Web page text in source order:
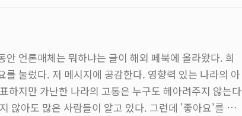
른 기준은 정말 간단하다. 오랫동안 PC시장을 지켜보면
안 언론매체는 뭐하냐는 글이 해외 페북에 올라왔다. 희
를 눌렀다. 저 메시지에 공감한다. 영향력 있는 나라의 아
하지만 가난한 나라의 고통은 누구도 헤아려주지 않는다
않아도 많은 사람들이 알고 있다. 그런데 '좋아요'를 누